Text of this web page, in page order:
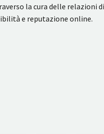
la cura delle relazioni
e reputazione online.